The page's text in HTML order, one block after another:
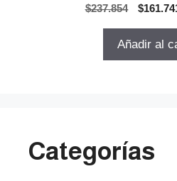
$237.854
El
original
$
Añadir al
Categorías